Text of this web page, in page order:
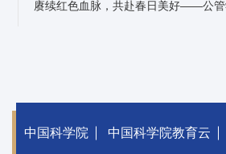
中国科学院 中国科学院教育云